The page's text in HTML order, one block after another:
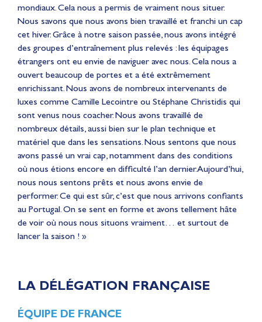
mondiaux. Cela nous a permis de vraiment nous situer.
Nous savons que nous avons bien travaillé et franchi un cap
cet hiver. Grâce à notre saison passée, nous avons intégré
des groupes d’entraînement plus relevés : les équipages
étrangers ont eu envie de naviguer avec nous. Cela nous a
ouvert beaucoup de portes et a été extrêmement
enrichissant. Nous avons de nombreux intervenants de
luxes comme Camille Lecointre ou Stéphane Christidis qui
sont venus nous coacher. Nous avons travaillé de
nombreux détails, aussi bien sur le plan technique et
matériel que dans les sensations. Nous sentons que nous
avons passé un vrai cap, notamment dans des conditions
où nous étions encore en difficulté l’an dernier. Aujourd’hui,
nous nous sentons prêts et nous avons envie de
performer. Ce qui est sûr, c’est que nous arrivons confiants
au Portugal. On se sent en forme et avons tellement hâte
de voir où nous nous situons vraiment… et surtout de
lancer la saison ! »
LA DÉLÉGATION FRANÇAISE
ÉQUIPE DE FRANCE